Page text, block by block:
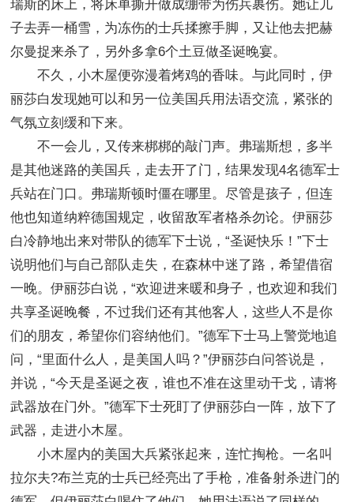
瑞斯的床上，将床单撕开做成绷带为伤兵裹伤。她让儿
子去弄一桶雪，为冻伤的士兵揉擦手脚，又让他去把赫
尔曼捉来杀了，另外多拿6个土豆做圣诞晚宴。
不久，小木屋便弥漫着烤鸡的香味。与此同时，伊
丽莎白发现她可以和另一位美国兵用法语交流，紧张的
气氛立刻缓和下来。
不一会儿，又传来梆梆的敲门声。弗瑞斯想，多半
是其他迷路的美国兵，走去开了门，结果发现4名德军士
兵站在门口。弗瑞斯顿时僵在哪里。尽管是孩子，但连
他也知道纳粹德国规定，收留敌军者格杀勿论。伊丽莎
白冷静地出来对带队的德军下士说，“圣诞快乐！”下士
说明他们与自己部队走失，在森林中迷了路，希望借宿
一晚。伊丽莎白说，“欢迎进来暖和身子，也欢迎和我们
共享圣诞晚餐，不过我们还有其他客人，这些人不是你
们的朋友，希望你们容纳他们。”德军下士马上警觉地追
问，“里面什么人，是美国人吗？”伊丽莎白问答说是，
并说，“今天是圣诞之夜，谁也不准在这里动干戈，请将
武器放在门外。”德军下士死盯了伊丽莎白一阵，放下了
武器，走进小木屋。
小木屋内的美国大兵紧张起来，连忙掏枪。一名叫
拉尔夫?布兰克的士兵已经亮出了手枪，准备射杀进门的